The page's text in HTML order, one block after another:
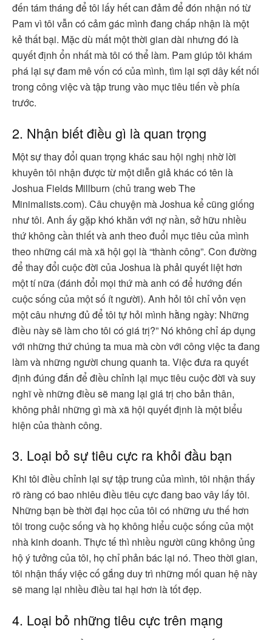
đến tám tháng để tôi lấy hết can đảm để đón nhận nó từ
Pam vì tôi vẫn có cảm gác mình đang chấp nhận là một
kẻ thất bại. Mặc dù mất một thời gian dài nhưng đó là
quyết định ổn nhất mà tôi có thể làm. Pam giúp tôi khám
phá lại sự đam mê vốn có của mình, tìm lại sợi dây kết nối
trong công việc và tập trung vào mục tiêu tiến về phía
trước.
2. Nhận biết điều gì là quan trọng
Một sự thay đổi quan trọng khác sau hội nghị nhờ lời
khuyên tôi nhận được từ một diễn giả khác có tên là
Joshua Fields Millburn (chủ trang web The
Minimalists.com). Câu chuyện mà Joshua kể cũng giống
như tôi. Anh ấy gặp khó khăn với nợ nần, sở hữu nhiều
thứ không cần thiết và anh theo đuổi mục tiêu của mình
theo những cái mà xã hội gọi là “thành công”. Con đường
để thay đổi cuộc đời của Joshua là phải quyết liệt hơn
một tí nữa (đánh đổi mọi thứ mà anh có để hướng đến
cuộc sống của một số ít người). Anh hỏi tôi chỉ vỏn vẹn
một câu nhưng đủ để tôi tự hỏi mình hằng ngày: Những
điều này sẽ làm cho tôi có giá trị?” Nó không chỉ áp dụng
với những thứ chúng ta mua mà còn với công việc ta đang
làm và những người chung quanh ta. Việc đưa ra quyết
định đúng đắn để điều chỉnh lại mục tiêu cuộc đời và suy
nghĩ về những điều sẽ mang lại giá trị cho bản thân,
không phải những gì mà xã hội quyết định là một biểu
hiện của thành công.
3. Loại bỏ sự tiêu cực ra khỏi đầu bạn
Khi tôi điều chỉnh lại sự tập trung của mình, tôi nhận thấy
rõ ràng có bao nhiêu điều tiêu cực đang bao vây lấy tôi.
Những bạn bè thời đại học của tôi có những ưu thế hơn
tôi trong cuộc sống và họ không hiểu cuộc sống của một
nhà kinh doanh. Thực tế thì nhiều người cũng không ủng
hộ ý tưởng của tôi, họ chỉ phản bác lại nó. Theo thời gian,
tôi nhận thấy việc cố gắng duy trì những mối quan hệ này
sẽ mang lại nhiều điều tai hại hơn là tốt đẹp.
4. Loại bỏ những tiêu cực trên mạng